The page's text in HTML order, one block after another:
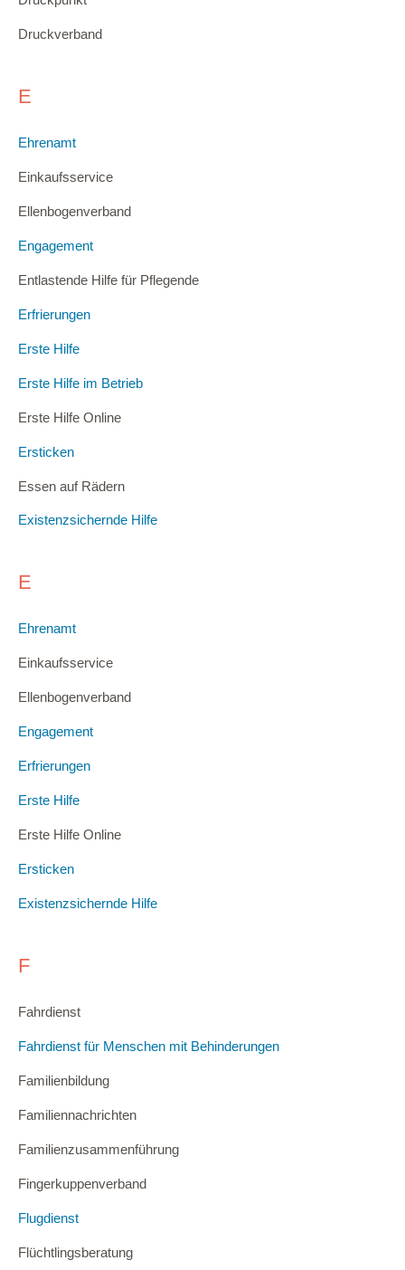
Druckverband
E
Ehrenamt
Einkaufsservice
Ellenbogenverband
Engagement
Entlastende Hilfe für Pflegende
Erfrierungen
Erste Hilfe
Erste Hilfe im Betrieb
Erste Hilfe Online
Ersticken
Essen auf Rädern
Existenzsichernde Hilfe
E
Ehrenamt
Einkaufsservice
Ellenbogenverband
Engagement
Erfrierungen
Erste Hilfe
Erste Hilfe Online
Ersticken
Existenzsichernde Hilfe
F
Fahrdienst
Fahrdienst für Menschen mit Behinderungen
Familienbildung
Familiennachrichten
Familienzusammenführung
Fingerkuppenverband
Flugdienst
Flüchtlingsberatung